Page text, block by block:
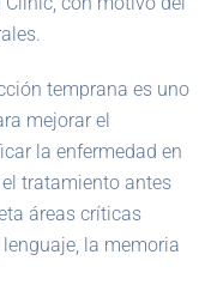
temprana es uno
mejorar el
la enfermedad en
tratamiento antes
áreas críticas
la memoria